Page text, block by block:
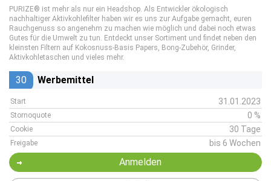
PURIZE® ist mehr als nur ein Headshop. Als Entwickler ökologisch
nachhaltiger Aktivkohlefilter haben wir es uns zur Aufgabe gemacht, euren
Rauchgenuss so angenehm zu machen wie möglich und dabei noch etwas
Gutes für die Umwelt zu tun. Entdeckt unser Sortiment und findet neben den
kleinsten Filtern auf Kokosnuss-Basis Papers, Bong-Zubehör, Grinder,
Aktivkohletaschen und vieles mehr.
30 Werbemittel
Start 31.01.2023
Stornoquote 0 %
Cookie 30 Tage
Freigabe bis 6 Wochen
Anmelden